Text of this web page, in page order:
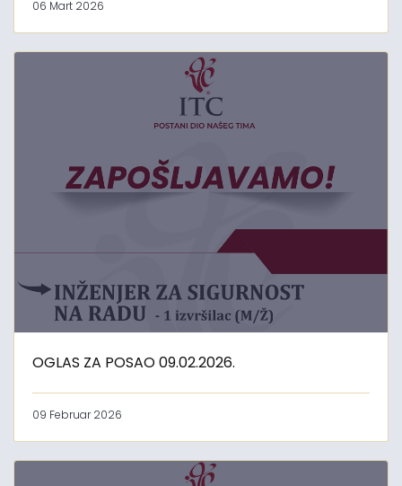
06 Mart 2026
OGLAS ZA POSAO 09.02.2026.
09 Februar 2026